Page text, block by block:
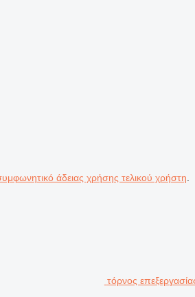
άδειας χρήσης τελικού χρήστη
τόρνος